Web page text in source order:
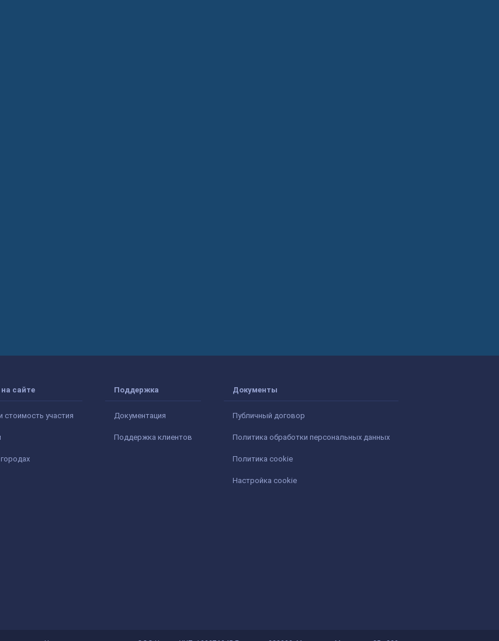
сайте
стоимость участия
Поддержка
Документация
Поддержка клиентов
Документы
Публичный договор
Политика обработки персональных данных
Политика cookie
Настройка cookie